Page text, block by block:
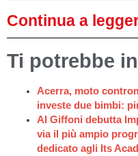
Continua a
Ti potrebbe
Acerra, moto
investe due bimbi:
Al Giffoni debutta
via il più ampio
dedicato agli Its